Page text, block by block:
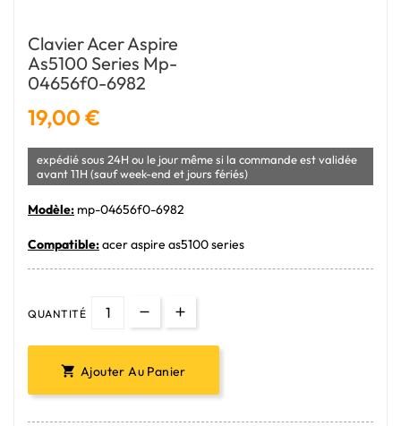
Clavier Acer Aspire
As5100 Series Mp-
04656f0-6982
19,00 €
expédié sous 24H ou le jour même si la commande est validée
avant 11H (sauf week-end et jours fériés)
Modèle: mp-04656f0-6982
Compatible:acer aspire as5100 series
QUANTITÉ
 Ajouter Au Panier